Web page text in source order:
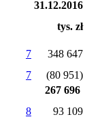
31.12.2016
tys. zł
7 348 647
7 (80 951)
267 696
8 93 109